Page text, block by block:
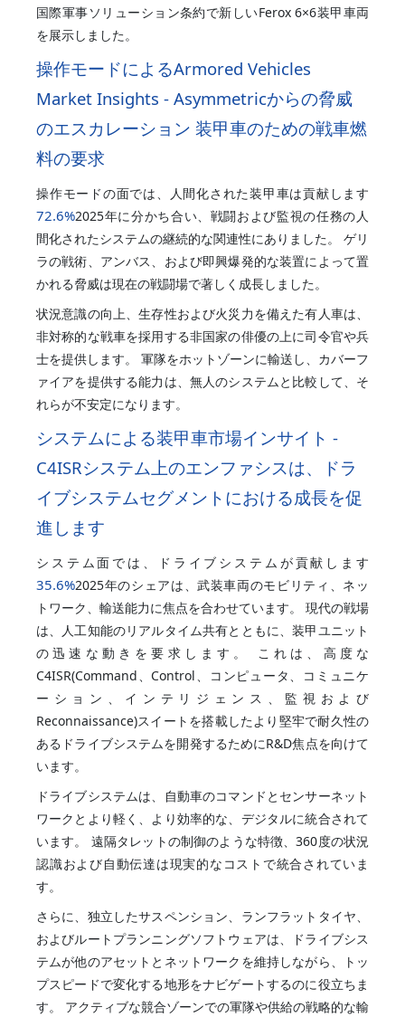
国際軍事ソリューション条約で新しいFerox 6×6装甲車両
を展示しました。
操作モードによるArmored Vehicles
Market Insights - Asymmetricからの脅威
のエスカレーション 装甲車のための戦車燃
料の要求
操作モードの面では、人間化された装甲車は貢献します
72.6%2025年に分かち合い、戦闘および監視の任務の人
間化されたシステムの継続的な関連性にありました。 ゲリ
ラの戦術、アンバス、および即興爆発的な装置によって置
かれる脅威は現在の戦闘場で著しく成長しました。
状況意識の向上、生存性および火災力を備えた有人車は、
非対称的な戦車を採用する非国家の俳優の上に司令官や兵
士を提供します。 軍隊をホットゾーンに輸送し、カバーフ
ァイアを提供する能力は、無人のシステムと比較して、そ
れらが不安定になります。
システムによる装甲車市場インサイト -
C4ISRシステム上のエンファシスは、ドラ
イブシステムセグメントにおける成長を促
進します
システム面では、ドライブシステムが貢献します
35.6%2025年のシェアは、武装車両のモビリティ、ネッ
トワーク、輸送能力に焦点を合わせています。 現代の戦場
は、人工知能のリアルタイム共有とともに、装甲ユニット
の迅速な動きを要求します。 これは、高度な
C4ISR(Command、Control、コンピュータ、コミュニケ
ーション、インテリジェンス、監視および
Reconnaissance)スイートを搭載したより堅牢で耐久性の
あるドライブシステムを開発するためにR&D焦点を向けて
います。
ドライブシステムは、自動車のコマンドとセンサーネット
ワークとより軽く、より効率的な、デジタルに統合されて
います。 遠隔タレットの制御のような特徴、360度の状況
認識および自動伝達は現実的なコストで統合されていま
す。
さらに、独立したサスペンション、ランフラットタイヤ、
およびルートプランニングソフトウェアは、ドライブシス
テムが他のアセットとネットワークを維持しながら、トッ
プスピードで変化する地形をナビゲートするのに役立ちま
す。 アクティブな競合ゾーンでの軍隊や供給の戦略的な輸